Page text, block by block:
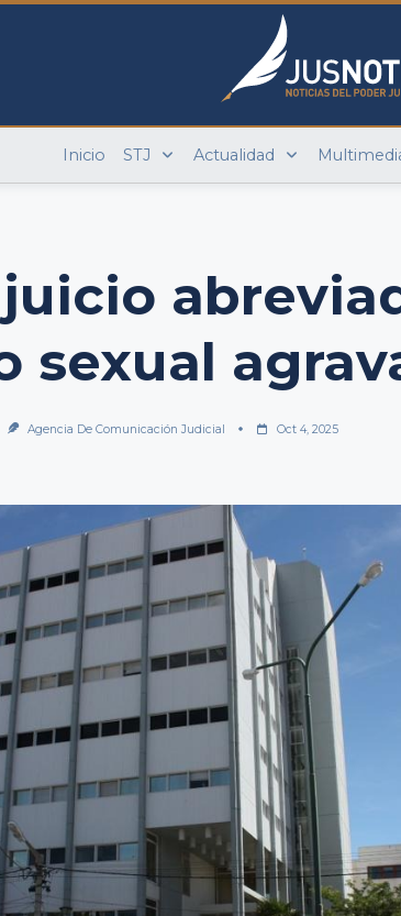
Inicio STJ Actualidad
sexual
Agencia De Comunicación Judicial Oct 4, 2025